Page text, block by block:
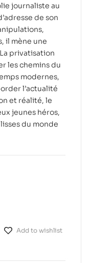
journaliste au
de son
il mène une
privatisation
les chemins du
modernes,
l’actualité
et réalité, le
jeunes héros,
du monde
Add to wishlist